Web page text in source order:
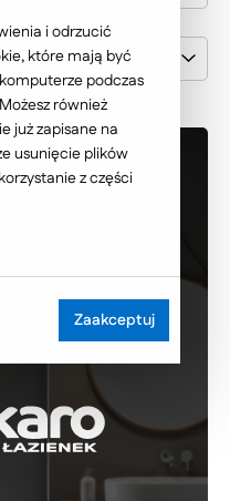
i odrzucić
które mają być
podczas
również
już zapisane na
usunięcie plików
z części
Zaakceptuj